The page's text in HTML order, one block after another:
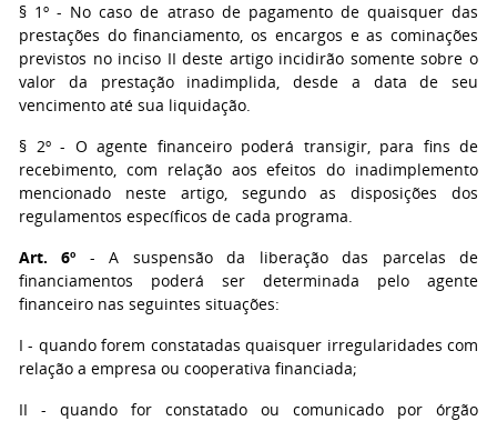
§ 1º - No caso de atraso de pagamento de quaisquer das
prestações do financiamento, os encargos e as cominações
previstos no inciso II deste artigo incidirão somente sobre o
valor da prestação inadimplida, desde a data de seu
vencimento até sua liquidação.
§ 2º - O agente financeiro poderá transigir, para fins de
recebimento, com relação aos efeitos do inadimplemento
mencionado neste artigo, segundo as disposições dos
regulamentos específicos de cada programa.
Art. 6º - A suspensão da liberação das parcelas de
financiamentos poderá ser determinada pelo agente
financeiro nas seguintes situações:
I - quando forem constatadas quaisquer irregularidades com
relação a empresa ou cooperativa financiada;
II - quando for constatado ou comunicado por órgão